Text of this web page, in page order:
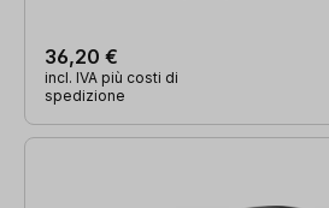
36,20 €
incl. IVA più costi di
spedizione